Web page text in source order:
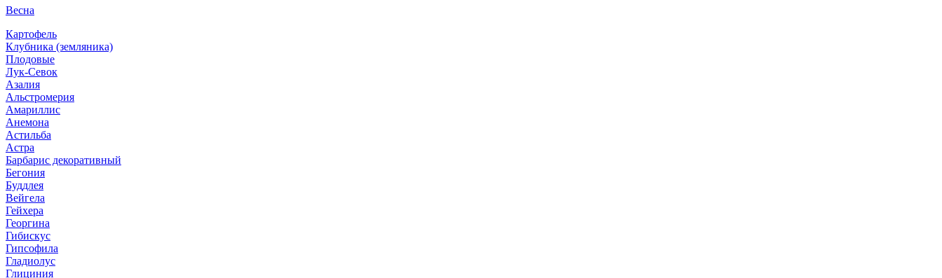
Весна
Картофель
Клубника (земляника)
Плодовые
Лук-Севок
Азалия
Альстромерия
Амариллис
Анемона
Астильба
Астра
Барбарис декоративный
Бегония
Буддлея
Вейгела
Гейхера
Георгина
Гибискус
Гипсофила
Гладиолус
Глициния